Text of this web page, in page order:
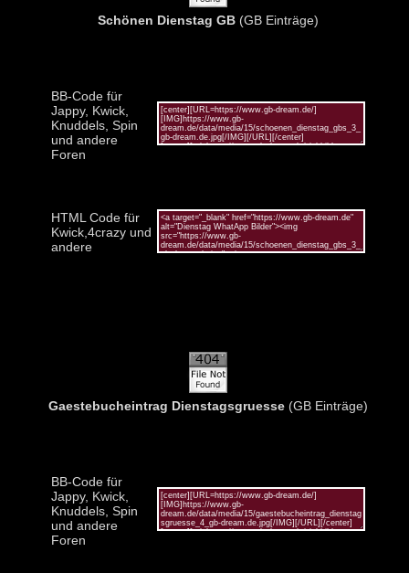
Schönen Dienstag GB(GB Einträge)
BB-Code für
Jappy, Kwick,
Knuddels, Spin
und andere
Foren
HTML Code für
Kwick,4crazy und
andere
Gaestebucheintrag Dienstagsgruesse(GB Einträge)
BB-Code für
Jappy, Kwick,
Knuddels, Spin
und andere
Foren